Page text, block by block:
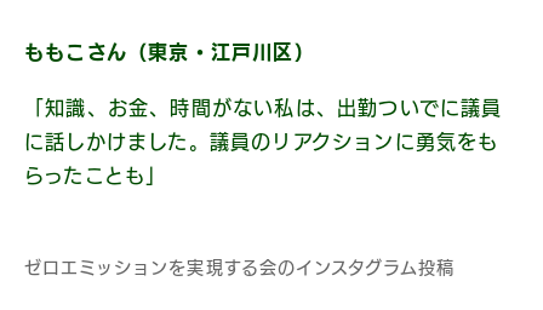
ももこさん（東京・江戸川区）
「知識、お金、時間がない私は、出勤ついでに議員
に話しかけました。議員のリアクションに勇気をも
らったことも」
ゼロエミッションを実現する会のインスタグラム投稿